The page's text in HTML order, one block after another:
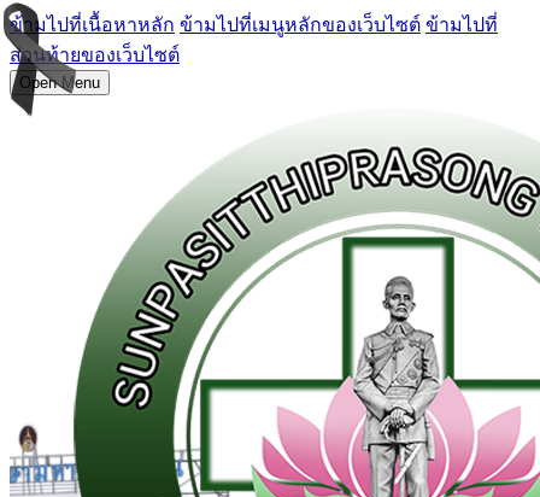
ข้ามไปที่เนื้อหาหลัก ข้ามไปที่เมนูหลักของเว็บไซต์ ข้ามไปที่
ส่วนท้ายของเว็บไซต์
Open Menu